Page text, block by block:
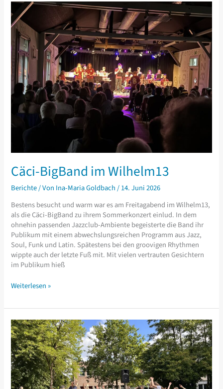
Cäci-BigBand im Wilhelm13
Berichte/ Von Ina-Maria Goldbach/14. Juni 2026
Bestens besucht und warm war es am Freitagabend im Wilhelm13,
als die Cäci-BigBand zu ihrem Sommerkonzert einlud. In dem
ohnehin passenden Jazzclub-Ambiente begeisterte die Band ihr
Publikum mit einem abwechslungsreichen Programm aus Jazz,
Soul, Funk und Latin. Spätestens bei den groovigen Rhythmen
wippte auch der letzte Fuß mit. Mit vielen vertrauten Gesichtern
im Publikum hieß
Cäci-
im
Weiterlesen »